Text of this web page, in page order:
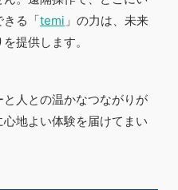
きる「temi 」の力は、未来
提供します。
人との温かなつながりが
地よい体験を届けてまい